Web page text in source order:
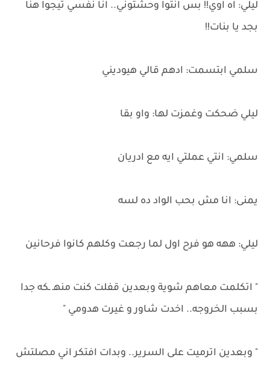
ليلي: اه اوي!! بس انتوا وحشتوني.. انا نفسي تيجوا هنا
بجد يا بنات!!
سلمي ابتسمت: ادهم قالي هيوديني
ليلي ضحكت وغمزت لها: واو بقا
سلمي: انتي عملتي ايه مع ادريان
يمنى: انا مش بحب الواد ده لسه
ليلي: ههه هو فرح اول لما رجعت وكلهم كانوا فرحانين
" اتكلمت معاهم شوية وبعدين قفلت كنت منهـ ـكه جدا
بسبب الخروجه.. اخدت شاور و غيرت هدومي "
" وبعدين اترميت على السرير.. وبدات افتكر اني مصلتش